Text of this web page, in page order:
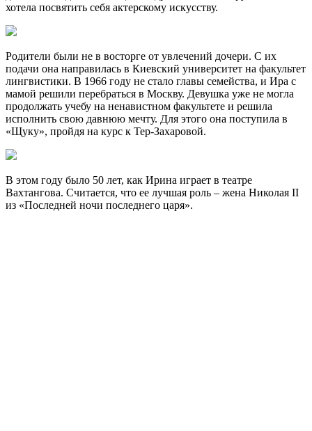
хотела посвятить себя актерскому искусству.
Родители были не в восторге от увлечений дочери. С их
подачи она направилась в Киевский университет на факультет
лингвистики. В 1966 году не стало главы семейства, и Ира с
мамой решили перебраться в Москву. Девушка уже не могла
продолжать учебу на ненавистном факультете и решила
исполнить свою давнюю мечту. Для этого она поступила в
«Щуку», пройдя на курс к Тер-Захаровой.
В этом году было 50 лет, как Ирина играет в театре
Вахтангова. Считается, что ее лучшая роль – жена Николая II
из «Последней ночи последнего царя».